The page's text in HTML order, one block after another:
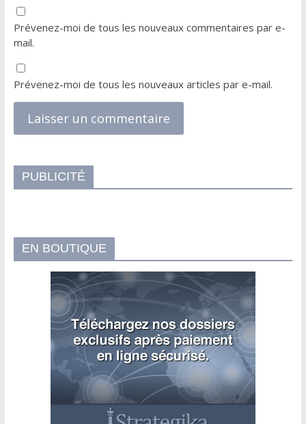
Prévenez-moi de tous les nouveaux commentaires par e-
mail.
Prévenez-moi de tous les nouveaux articles par e-mail.
PUBLICITÉ
EN BOUTIQUE